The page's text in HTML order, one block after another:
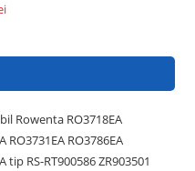
Rowenta RO3718EA
RO3731EA RO3786EA
tip RS-RT900586 ZR903501